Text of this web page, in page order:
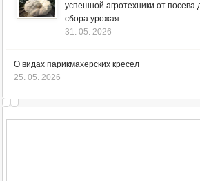
успешной агротехники от посева
сбора урожая
31. 05. 2026
О видах парикмахерских кресел
25. 05. 2026